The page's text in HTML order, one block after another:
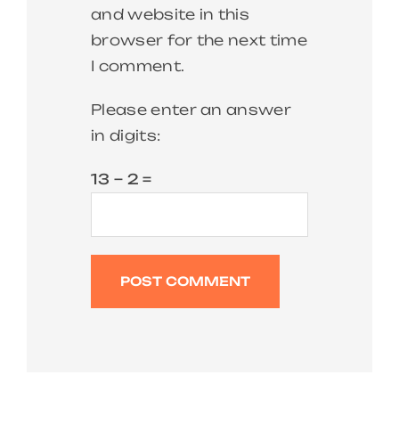
and website in this
browser for the next time
I comment.
Please enter an answer
in digits:
13 − 2 =